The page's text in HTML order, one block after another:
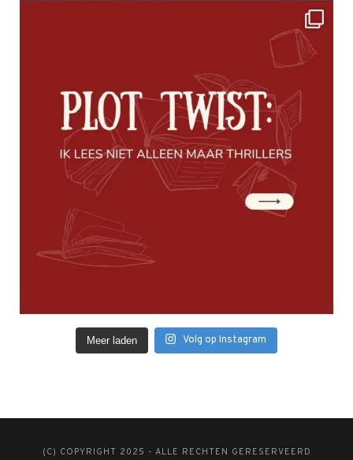
Meer laden Volg op Instagram
(C) COPYRIGHT 2025 - ALLE RECHTEN GERESERVEERD